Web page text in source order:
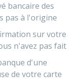
bancaire des
pas à l'origine
sur votre
n'avez pas fait
d'une
de votre carte